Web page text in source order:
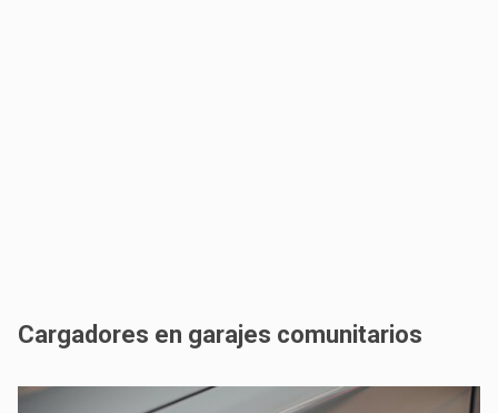
Cargadores en garajes comunitarios